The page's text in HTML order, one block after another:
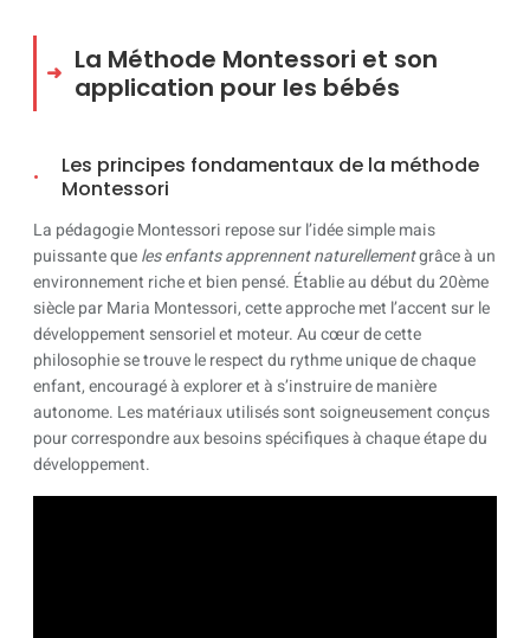
La Méthode Montessori et son
application pour les bébés
Les principes fondamentaux de la méthode
Montessori
La pédagogie Montessori repose sur l’idée simple mais
puissante queles enfants apprennent naturellementgrâce à un
environnement riche et bien pensé. Établie au début du 20ème
siècle par Maria Montessori, cette approche met l’accent sur le
développement sensoriel et moteur. Au cœur de cette
philosophie se trouve le respect du rythme unique de chaque
enfant, encouragé à explorer et à s’instruire de manière
autonome. Les matériaux utilisés sont soigneusement conçus
pour correspondre aux besoins spécifiques à chaque étape du
développement.